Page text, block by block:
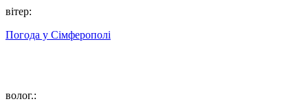
вітер:
Погода у Сімферополі
волог.: